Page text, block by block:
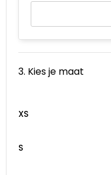
3. Kies je maat
XS
S